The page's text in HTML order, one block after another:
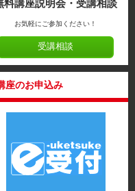
料講座説明会・受講相談
お気軽にご参加ください！
受講相談
座のお申込み